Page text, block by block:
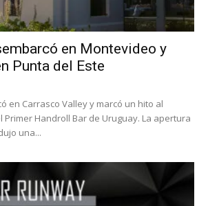
en Montevideo y
Punta del Este
en Carrasco Valley y marcó un hito al
Primer Handroll Bar de Uruguay. La apertura
una...